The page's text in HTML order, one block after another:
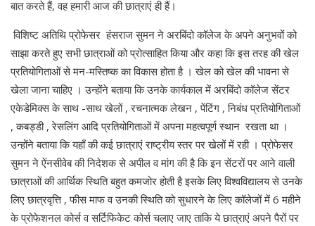
बात करते हैं, वह हमारी आज की छात्राएं ही हैं।
विशिष्ट अतिथि प्रोफेसर हंसराज सुमन ने अरबिंदो कॉलेज के अपने अनुभवों को
साझा करते हुए सभी छात्राओं को प्रोत्साहित किया और कहा कि इस तरह की खेल
प्रतियोगिताओं से मन-मस्तिष्क का विकास होता है । खेल को खेल की भावना से
खेला जाना चाहिए । उन्होंने बताया कि उनके कार्यकाल में अरबिंदो कॉलेज सेंटर
एकेडेमिक्स के साथ -साथ खेलों , रचनात्मक लेखन , पेंटिंग , निबंध प्रतियोगिताओं
, कबड्डी , रेसलिंग आदि प्रतियोगिताओं में अपना महत्वपूर्ण स्थान रखता था ।
उन्होंने बताया कि यहाँ की कई छात्राएं राष्ट्रीय स्तर पर खेलों में रही । प्रोफेसर
सुमन ने ऐंनसीवेब की निदेशक से अपील व मांग की है कि इन सेंटरों पर आने वाली
छात्राओं की आर्थिक स्थिति बहुत कमजोर होती है इसके लिए विश्वविद्यालय से उनके
लिए छात्रवृत्ति , फीस माफ व उनकी स्थिति को सुधारने के लिए कॉलेजों में 6 महीने
के प्रोफेशनल कोर्स व सर्टिफिकेट कोर्स चलाए जाए ताकि ये छात्राएं अपने पैरों पर